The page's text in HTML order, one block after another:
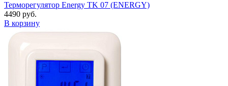
Терморегулятор Energy TK 07 (ENERGY)
4490 руб.
В корзину